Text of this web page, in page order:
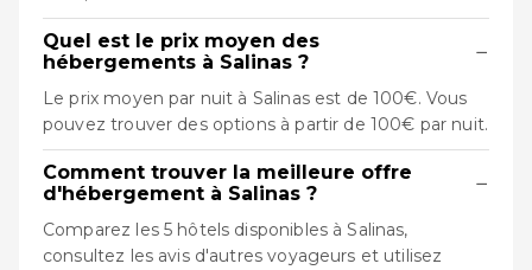
Quel est le prix moyen des
hébergements à Salinas ?
−
Le prix moyen par nuit à Salinas est de 100€. Vous
pouvez trouver des options à partir de 100€ par nuit.
Comment trouver la meilleure offre
d'hébergement à Salinas ?
−
Comparez les 5 hôtels disponibles à Salinas,
consultez les avis d'autres voyageurs et utilisez